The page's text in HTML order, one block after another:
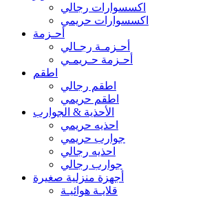
اكسسوارات رجالي
اكسسوارات حريمي
أحـزمة
أحـزمـة رجـالي
أحـزمة حـريمـي
اطقم
اطقم رجالي
اطقم حريمي
الأحذية & الجوارب
احذيه حريمي
جوارب حريمي
احذيه رجالي
جوارب رجالي
أجهزة منزلية صغيرة
قلايـة هوائيـة